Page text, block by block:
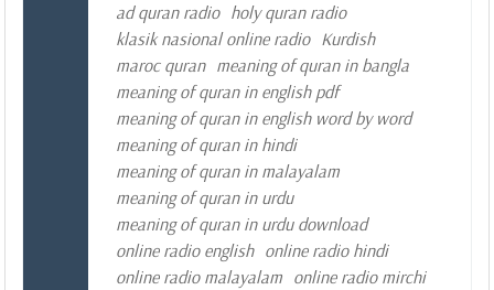
ad quran radio holy quran radio
klasik nasional online radio Kurdish
maroc quran meaning of quran in bangla
meaning of quran in english pdf
meaning of quran in english word by word
meaning of quran in hindi
meaning of quran in malayalam
meaning of quran in urdu
meaning of quran in urdu download
online radio english online radio hindi
online radio malayalam online radio mirchi